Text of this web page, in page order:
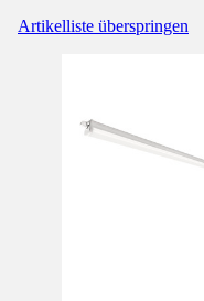
Artikelliste überspringen